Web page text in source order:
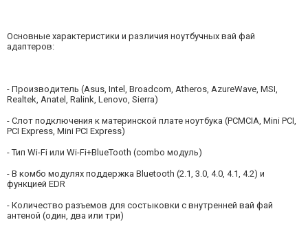
Основные характеристики и различия ноутбучных вай фай
адаптеров:
- Производитель (Asus, Intel, Broadcom, Atheros, AzureWave, MSI,
Realtek, Anatel, Ralink, Lenovo, Sierra)
- Слот подключения к материнской плате ноутбука (PCMCIA, Mini PCI,
PCI Express, Mini PCI Express)
- Тип Wi-Fi или Wi-Fi+BlueTooth (combo модуль)
- В комбо модулях поддержка Bluetooth (2.1, 3.0, 4.0, 4.1, 4.2) и
функцией EDR
- Количество разъемов для состыковки с внутренней вай фай
антеной (один, два или три)